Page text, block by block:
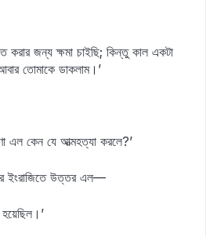
করার জন্য ক্ষমা চাইছি; কিন্তু কাল একটা
তোমাকে ডাকলাম।’
এল কেন যে আত্মহত্যা করলে?’
ইংরাজিতে উত্তর এল—